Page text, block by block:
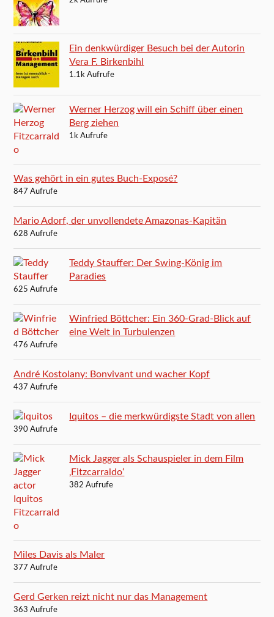
Ein denkwürdiger Besuch bei der Autorin
Vera F. Birkenbihl
1.1k Aufrufe
Werner Herzog will ein Schiff über einen
Berg ziehen
1k Aufrufe
Was gehört in ein gutes Buch-Exposé?
847 Aufrufe
Mario Adorf, der unvollendete Amazonas-Kapitän
628 Aufrufe
Teddy Stauffer: Der Swing-König im
Paradies
625 Aufrufe
Winfried Böttcher: Ein 360-Grad-Blick auf
eine Welt in Turbulenzen
476 Aufrufe
André Kostolany: Bonvivant und wacher Kopf
437 Aufrufe
Iquitos – die merkwürdigste Stadt von allen
390 Aufrufe
Mick Jagger als Schauspieler in dem Film
‚Fitzcarraldo‘
382 Aufrufe
Miles Davis als Maler
377 Aufrufe
Gerd Gerken reizt nicht nur das Management
363 Aufrufe